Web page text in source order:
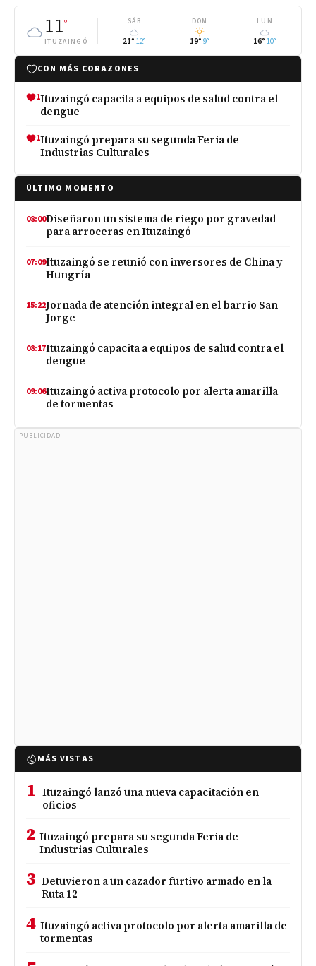
11°
ITUZAINGÓ
SÁB
21° 12°
DOM
19° 9°
LUN
16° 10°
CON MÁS CORAZONES
1Ituzaingó capacita a equipos de salud contra el
dengue
1Ituzaingó prepara su segunda Feria de
Industrias Culturales
ÚLTIMO MOMENTO
08:00Diseñaron un sistema de riego por gravedad
para arroceras en Ituzaingó
07:09Ituzaingó se reunió con inversores de China y
Hungría
15:22Jornada de atención integral en el barrio San
Jorge
08:17Ituzaingó capacita a equipos de salud contra el
dengue
09:06Ituzaingó activa protocolo por alerta amarilla
de tormentas
PUBLICIDAD
MÁS VISTAS
1 Ituzaingó lanzó una nueva capacitación en
oficios
2 Ituzaingó prepara su segunda Feria de
Industrias Culturales
3 Detuvieron a un cazador furtivo armado en la
Ruta 12
4 Ituzaingó activa protocolo por alerta amarilla de
tormentas